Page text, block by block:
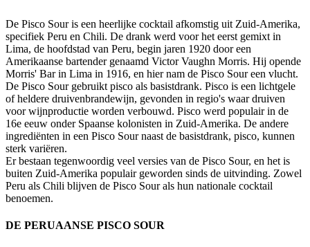
De Pisco Sour is een heerlijke cocktail afkomstig uit Zuid-Amerika,
specifiek Peru en Chili. De drank werd voor het eerst gemixt in
Lima, de hoofdstad van Peru, begin jaren 1920 door een
Amerikaanse bartender genaamd Victor Vaughn Morris. Hij opende
Morris' Bar in Lima in 1916, en hier nam de Pisco Sour een vlucht.
De Pisco Sour gebruikt pisco als basistdrank. Pisco is een lichtgele
of heldere druivenbrandewijn, gevonden in regio's waar druiven
voor wijnproductie worden verbouwd. Pisco werd populair in de
16e eeuw onder Spaanse kolonisten in Zuid-Amerika. De andere
ingrediënten in een Pisco Sour naast de basistdrank, pisco, kunnen
sterk variëren.
Er bestaan tegenwoordig veel versies van de Pisco Sour, en het is
buiten Zuid-Amerika populair geworden sinds de uitvinding. Zowel
Peru als Chili blijven de Pisco Sour als hun nationale cocktail
benoemen.
DE PERUAANSE PISCO SOUR